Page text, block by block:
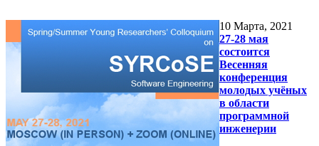
10 Марта, 2021
27-28 мая
состоится
Весенняя
конференция
молодых учёных
в области
программной
инженерии